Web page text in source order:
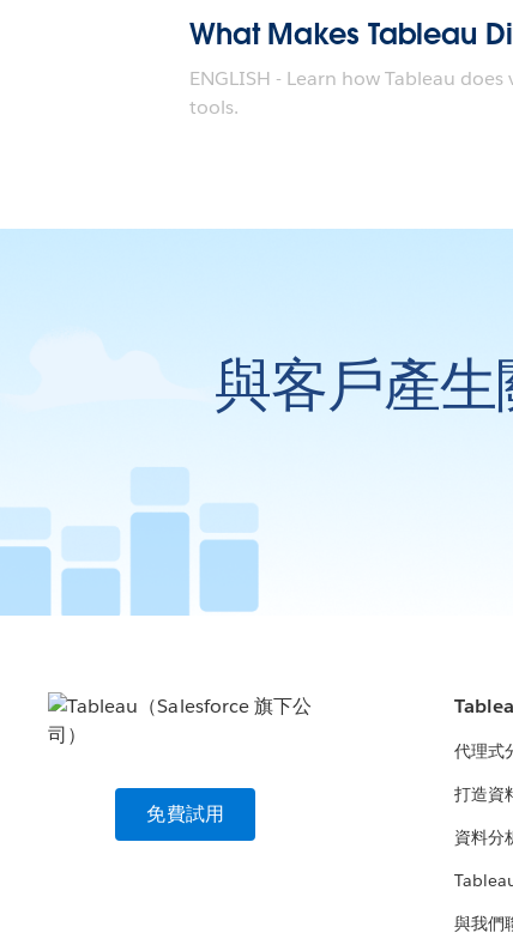
What Makes Tableau
ENGLISH - Learn how Tableau
tools.
與客戶產生
免費試用
代理式
打造資
資料分
與我們